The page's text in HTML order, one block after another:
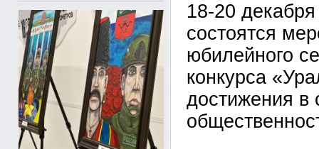
18-20
состоятся
юбилейного
конкурса
достижения в